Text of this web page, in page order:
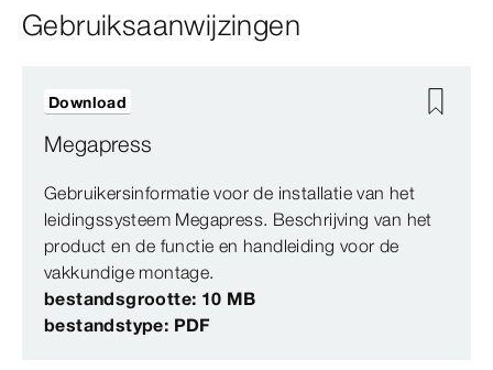
Gebruiksaanwijzingen
Megapress
Gebruikersinformatie voor de installatie van het
leidingssysteem Megapress. Beschrijving van het
product en de functie en handleiding voor de
vakkundige montage.
bestandsgrootte: 10 MB
bestandstype: PDF
Download